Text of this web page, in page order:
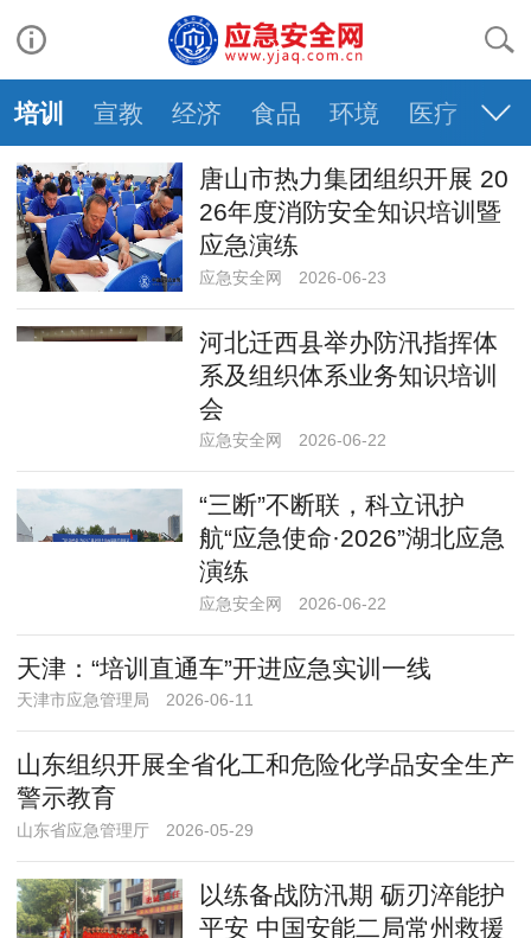
培训 宣教 经济 食品 环境 医疗 交
唐山市热力集团组织开展 20
26年度消防安全知识培训暨
应急演练
应急安全网 2026-06-23
河北迁西县举办防汛指挥体
系及组织体系业务知识培训
会
应急安全网 2026-06-22
“三断”不断联，科立讯护
航“应急使命·2026”湖北应急
演练
应急安全网 2026-06-22
天津：“培训直通车”开进应急实训一线
天津市应急管理局 2026-06-11
山东组织开展全省化工和危险化学品安全生产
警示教育
山东省应急管理厅 2026-05-29
以练备战防汛期 砺刃淬能护
平安 中国安能二局常州救援